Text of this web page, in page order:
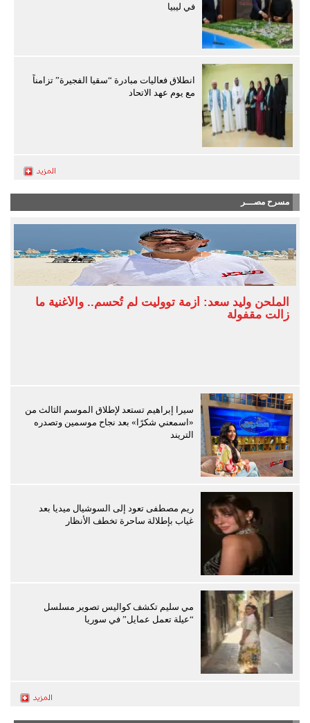
في ليبيا
انطلاق فعاليات مبادرة “سقيا الفجيرة” تزامناً
مع يوم عهد الاتحاد
مسرح مصـــر
الملحن وليد سعد: أزمة تووليت لم تُحسم.. والأغنية ما
زالت مقفولة
سيرا إبراهيم تستعد لإطلاق الموسم الثالث من
«اسمعني شكرًا» بعد نجاح موسمين وتصدره
التريند
ريم مصطفى تعود إلى السوشيال ميديا بعد
غياب بإطلالة ساحرة تخطف الأنظار
مي سليم تكشف كواليس تصوير مسلسل
“عيلة تعمل عمايل” في سوريا